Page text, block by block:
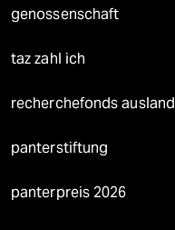
genossenschaft
taz zahl ich
recherchefonds ausland
panterstiftung
panterpreis 2026